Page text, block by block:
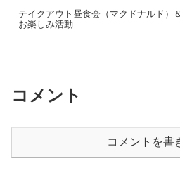
テイクアウト昼食会（マクドナルド）
お楽しみ活動
コメント
コメントを書